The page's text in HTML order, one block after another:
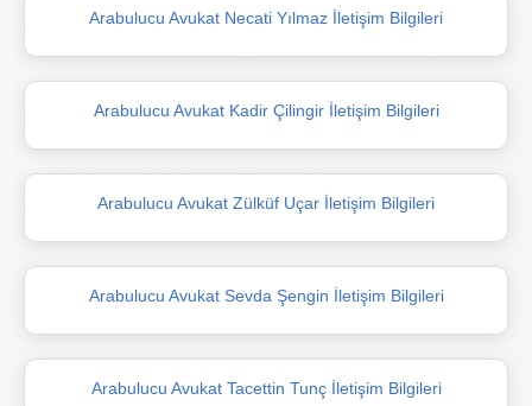
Arabulucu Avukat Necati Yılmaz İletişim Bilgileri
Arabulucu Avukat Kadir Çilingir İletişim Bilgileri
Arabulucu Avukat Zülküf Uçar İletişim Bilgileri
Arabulucu Avukat Sevda Şengin İletişim Bilgileri
Arabulucu Avukat Tacettin Tunç İletişim Bilgileri